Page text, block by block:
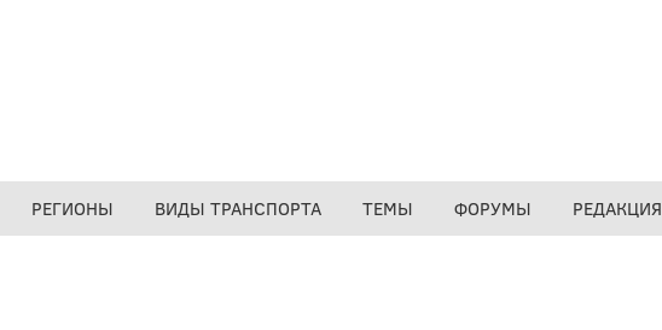
РЕГИОНЫ ВИДЫ ТРАНСПОРТА ТЕМЫ ФОРУМЫ РЕДАКЦИЯ